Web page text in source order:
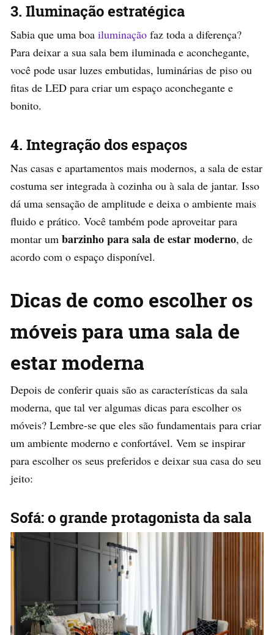
3. Iluminação estratégica
Sabia que uma boa iluminação faz toda a diferença?
Para deixar a sua sala bem iluminada e aconchegante,
você pode usar luzes embutidas, luminárias de piso ou
fitas de LED para criar um espaço aconchegante e
bonito.
4. Integração dos espaços
Nas casas e apartamentos mais modernos, a sala de estar
costuma ser integrada à cozinha ou à sala de jantar. Isso
dá uma sensação de amplitude e deixa o ambiente mais
fluido e prático. Você também pode aproveitar para
montar um barzinho para sala de estar moderno, de
acordo com o espaço disponível.
Dicas de como escolher os
móveis para uma sala de
estar moderna
Depois de conferir quais são as características da sala
moderna, que tal ver algumas dicas para escolher os
móveis? Lembre-se que eles são fundamentais para criar
um ambiente moderno e confortável. Vem se inspirar
para escolher os seus preferidos e deixar sua casa do seu
jeito:
Sofá: o grande protagonista da sala